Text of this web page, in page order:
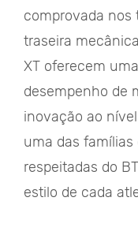
comprovada nos
traseira
XT oferecem
desempenho de
inovação ao
uma das
respeitadas do
estilo de cada